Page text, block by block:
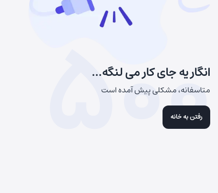
انگار یه جای کار می لنگه...
متاسفانه، مشکلی پیش آمده است
رفتن به خانه
500